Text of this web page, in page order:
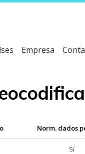
Empresa
Norm. dados
Sí